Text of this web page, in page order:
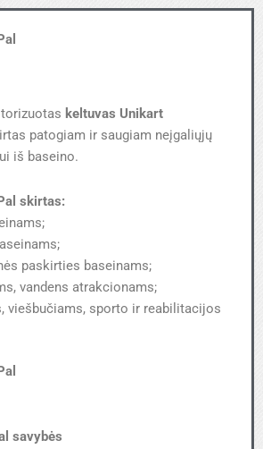
keltuvas Unikart
patogiam ir saugiam neįgaliųjų
iš baseino.
skirtas:
paskirties baseinams;
vandens atrakcionams;
viešbučiams, sporto ir reabilitacijos
savybės